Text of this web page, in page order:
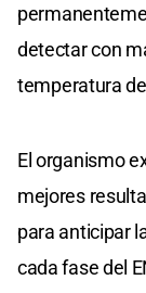
detectar con
temperatura
El organismo
mejores
para anticipar
cada fase del